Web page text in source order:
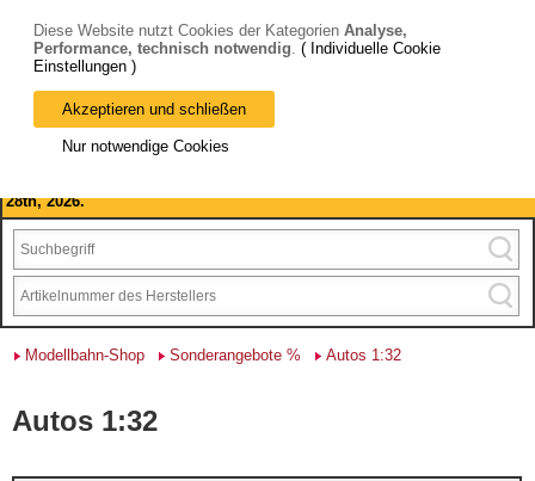
Bitte beachten Sie: wir machen Betriebsferien, vom 03. bis 28.
August 2026 haben wir geschlossen.
28th, 2026.
Modellbahn-Shop Sonderangebote % Autos 1:32
Autos 1:32
Diese Website nutzt Cookies der Kategorien Analyse,
Performance, technisch notwendig. ( Individuelle Cookie
Einstellungen )
Akzeptieren und schließen
Nur notwendige Cookies